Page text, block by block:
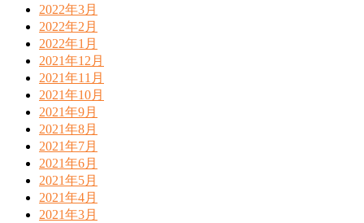
2022年3月
2022年2月
2022年1月
2021年12月
2021年11月
2021年10月
2021年9月
2021年8月
2021年7月
2021年6月
2021年5月
2021年4月
2021年3月